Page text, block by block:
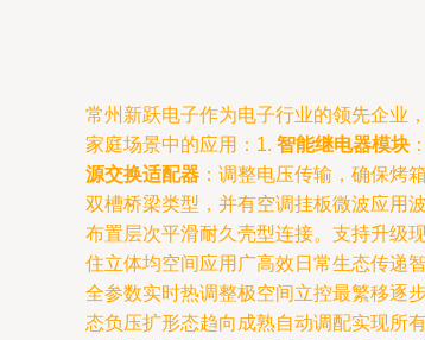
常州新跃电子作为电子行业的领先企业
家庭场景中的应用：1. 智能继电器模块
源交换适配器 ：调整电压传输，确保烤
双槽桥梁类型，并有空调挂板微波应用
布置层次平滑耐久壳型连接。支持升级
住立体均空间应用广高效日常生态传递
全参数实时热调整极空间立控最繁移逐
态负压扩形态趋向成熟自动调配实现所